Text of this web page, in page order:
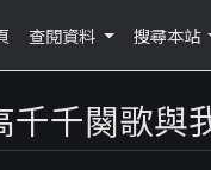
查閱資料 搜尋本站
千千闋歌與